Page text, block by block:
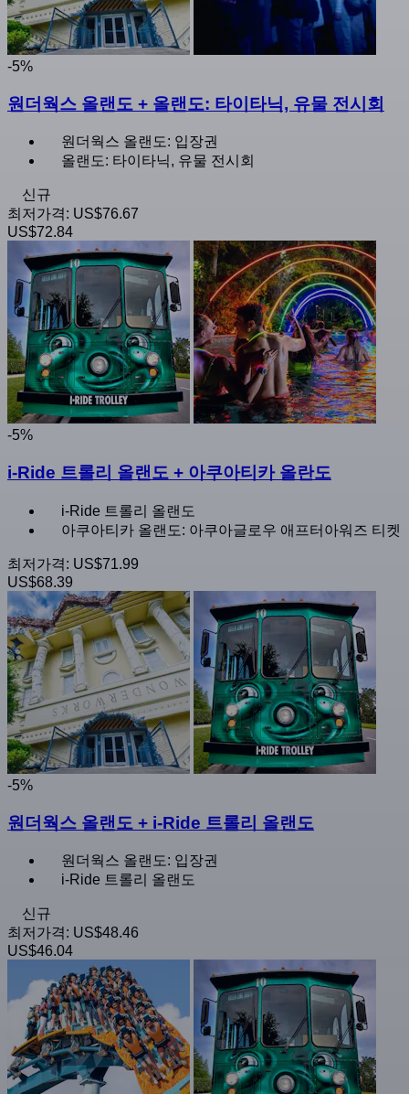
-5%
원더웍스 올랜도 + 올랜도: 타이타닉, 유물 전시회
원더웍스 올랜도: 입장권
올랜도: 타이타닉, 유물 전시회
신규
최저가격: US$76.67
US$72.84
-5%
i-Ride 트롤리 올랜도 + 아쿠아티카 올란도
i-Ride 트롤리 올랜도
아쿠아티카 올랜도: 아쿠아글로우 애프터아워즈 티켓
최저가격: US$71.99
US$68.39
-5%
원더웍스 올랜도 + i-Ride 트롤리 올랜도
원더웍스 올랜도: 입장권
i-Ride 트롤리 올랜도
신규
최저가격: US$48.46
US$46.04